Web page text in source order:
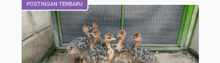
POSTINGAN TERBARU